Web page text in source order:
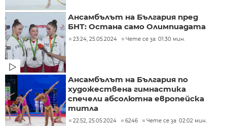
Ансамбълът на България пред
БНТ: Остана само Олимпиадата
23:24, 25.05.2024 Чете се за: 01:30 мин.
Ансамбълът на България по
художествена гимнастика
спечели абсолютна европейска
титла
22:52, 25.05.2024 6246 Чете се за: 02:02 мин.